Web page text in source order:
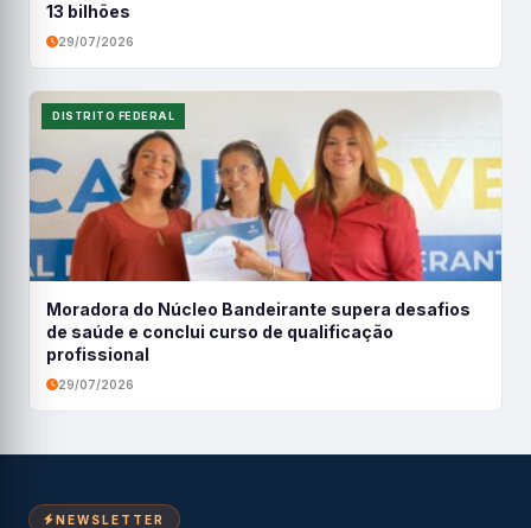
13 bilhões
29/07/2026
DISTRITO FEDERAL
Moradora do Núcleo Bandeirante supera desafios
de saúde e conclui curso de qualificação
profissional
29/07/2026
NEWSLETTER